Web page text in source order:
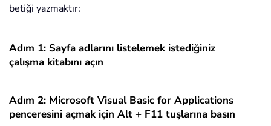
betiği yazmaktır:
Adım 1: Sayfa adlarını listelemek istediğiniz
çalışma kitabını açın
Adım 2: Microsoft Visual Basic for Applications
penceresini açmak için Alt + F11 tuşlarına basın